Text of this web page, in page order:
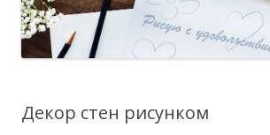
Декор стен рисунком